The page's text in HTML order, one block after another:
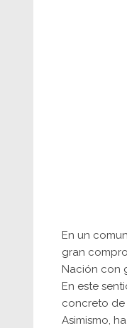
En un
gran
Nación con
En este
concreto de
Asimismo,